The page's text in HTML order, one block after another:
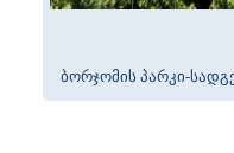
ბორჯომის პარკი-